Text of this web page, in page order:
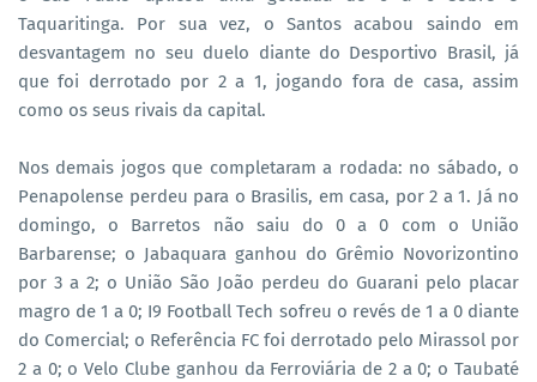
Taquaritinga. Por sua vez, o Santos acabou saindo em
desvantagem no seu duelo diante do Desportivo Brasil, já
que foi derrotado por 2 a 1, jogando fora de casa, assim
como os seus rivais da capital.
Nos demais jogos que completaram a rodada: no sábado, o
Penapolense perdeu para o Brasilis, em casa, por 2 a 1. Já no
domingo, o Barretos não saiu do 0 a 0 com o União
Barbarense; o Jabaquara ganhou do Grêmio Novorizontino
por 3 a 2; o União São João perdeu do Guarani pelo placar
magro de 1 a 0; I9 Football Tech sofreu o revés de 1 a 0 diante
do Comercial; o Referência FC foi derrotado pelo Mirassol por
2 a 0; o Velo Clube ganhou da Ferroviária de 2 a 0; o Taubaté